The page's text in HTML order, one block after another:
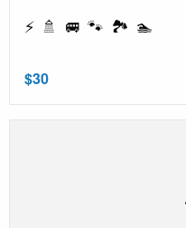
⚡ 🚿 🚐 🐾 🏞️ 🏊
$30